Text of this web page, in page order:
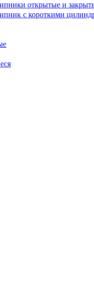
открытые и
с короткими